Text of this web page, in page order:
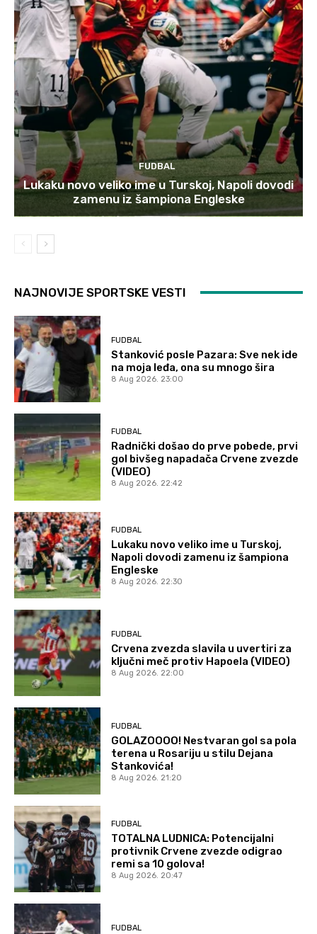
FUDBAL
Lukaku novo veliko ime u Turskoj, Napoli dovodi
zamenu iz šampiona Engleske
NAJNOVIJE SPORTSKE VESTI
FUDBAL
Stanković posle Pazara: Sve nek ide
na moja leđa, ona su mnogo šira
8 Aug 2026. 23:00
FUDBAL
Radnički došao do prve pobede, prvi
gol bivšeg napadača Crvene zvezde
(VIDEO)
8 Aug 2026. 22:42
FUDBAL
Lukaku novo veliko ime u Turskoj,
Napoli dovodi zamenu iz šampiona
Engleske
8 Aug 2026. 22:30
FUDBAL
Crvena zvezda slavila u uvertiri za
ključni meč protiv Hapoela (VIDEO)
8 Aug 2026. 22:00
FUDBAL
GOLAZOOOO! Nestvaran gol sa pola
terena u Rosariju u stilu Dejana
Stankovića!
8 Aug 2026. 21:20
FUDBAL
TOTALNA LUDNICA: Potencijalni
protivnik Crvene zvezde odigrao
remi sa 10 golova!
8 Aug 2026. 20:47
FUDBAL